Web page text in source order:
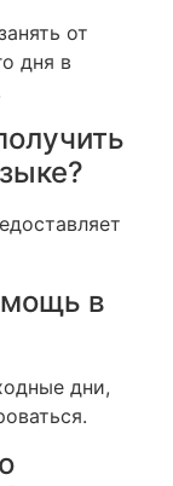
от
дня в
в
дни,